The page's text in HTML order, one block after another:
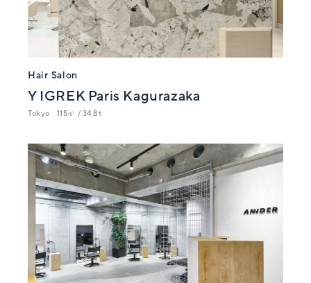
Hair Salon
Y IGREK Paris Kagurazaka
Tokyo 115㎡ / 34.8t